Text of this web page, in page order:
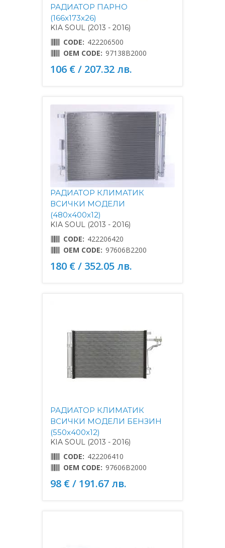
РАДИАТОР ПАРНО
(166x173x26)
KIA SOUL (2013 - 2016)
CODE: 422206500
OEM CODE: 97138B2000
106 € / 207.32 лв.
РАДИАТОР КЛИМАТИК
ВСИЧКИ МОДЕЛИ
(480x400x12)
KIA SOUL (2013 - 2016)
CODE: 422206420
OEM CODE: 97606B2200
180 € / 352.05 лв.
РАДИАТОР КЛИМАТИК
ВСИЧКИ МОДЕЛИ БЕНЗИН
(550x400x12)
KIA SOUL (2013 - 2016)
CODE: 422206410
OEM CODE: 97606B2000
98 € / 191.67 лв.